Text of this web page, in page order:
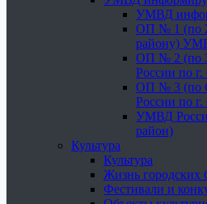
УМВД
ОП № 1 (по
району)
ОП № 2 (по
России по
ОП № 3 (по
России по
УМВД
район)
Культура
Культура
Жизнь городских
Фестивали и